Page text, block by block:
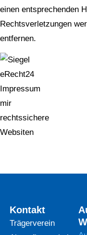
einen entsprechenden
Rechtsverletzungen
entfernen.
Kontakt
Trägerverein